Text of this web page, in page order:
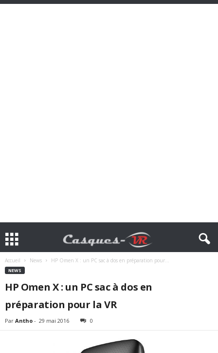
Accueil News HP Omen X : un PC sac à dos en préparation pour...
NEWS
HP Omen X : un PC sac à dos en
préparation pour la VR
Par Antho - 29 mai 2016 0